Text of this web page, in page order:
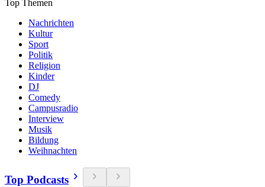
Top Themen
Nachrichten
Kultur
Sport
Politik
Religion
Kinder
DJ
Comedy
Campusradio
Interview
Musik
Bildung
Weihnachten
Top Podcasts